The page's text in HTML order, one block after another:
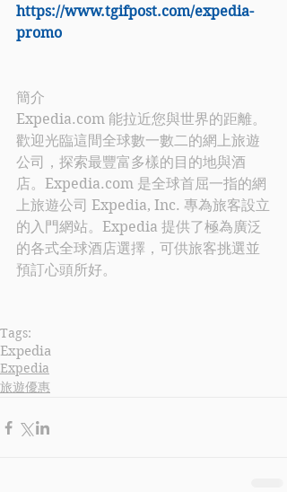
https://www.tgifpost.com/expedia-
promo
簡介
Expedia.com 能拉近您與世界的距離。
歡迎光臨這間全球數一數二的網上旅遊
公司，探索最豐富多樣的目的地與酒
店。 Expedia.com 是全球首屈一指的網
上旅遊公司 Expedia, Inc. 專為旅客設立
的入門網站。 Expedia 提供了極為廣泛
的各式全球酒店選擇，可供旅客挑選並
預訂心頭所好。
Tags:
Expedia
Expedia
旅遊優惠